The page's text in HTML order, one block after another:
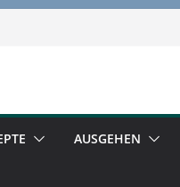
AUSGEHEN